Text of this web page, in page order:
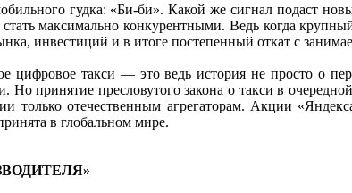
гудка: «Би-би». Какой же сигнал подаст
максимально конкурентными. Ведь когда
инвестиций и в итоге постепенный откат с
цифровое такси — это ведь история не просто о
принятие пресловутого закона о такси в
только отечественным агрегаторам. Акции
в глобальном мире.